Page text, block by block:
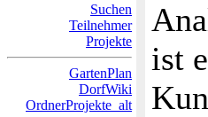
Suchen
Teilnehmer
Projekte
GartenPlan
DorfWiki
OrdnerProjekte_alt
ist